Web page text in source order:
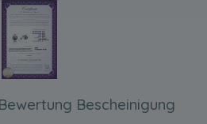
Bescheinigung